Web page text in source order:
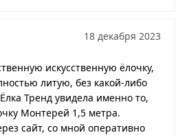
18 декабря 2023
искусственную ёлочку,
литую, без какой-либо
Тренд увидела именно то,
Монтерей 1,5 метра.
сайт, со мной оперативно